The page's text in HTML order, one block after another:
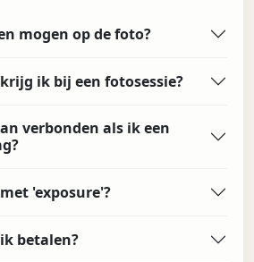
mogen op de foto?
ik bij een fotosessie?
verbonden als ik een
'exposure'?
betalen?